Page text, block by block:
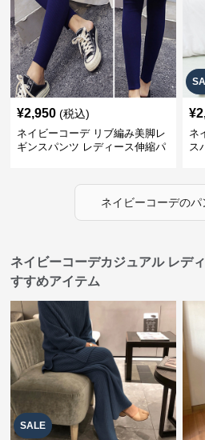
¥2,950 (税込)
ネイビーコーデ リブ編み美脚レ
ギンスパンツ レディース伸縮パ
¥
ネ
ス
ネイビーコーデのパ
ネイビーコーデカジュアル レデ
すすめアイテム
SALE